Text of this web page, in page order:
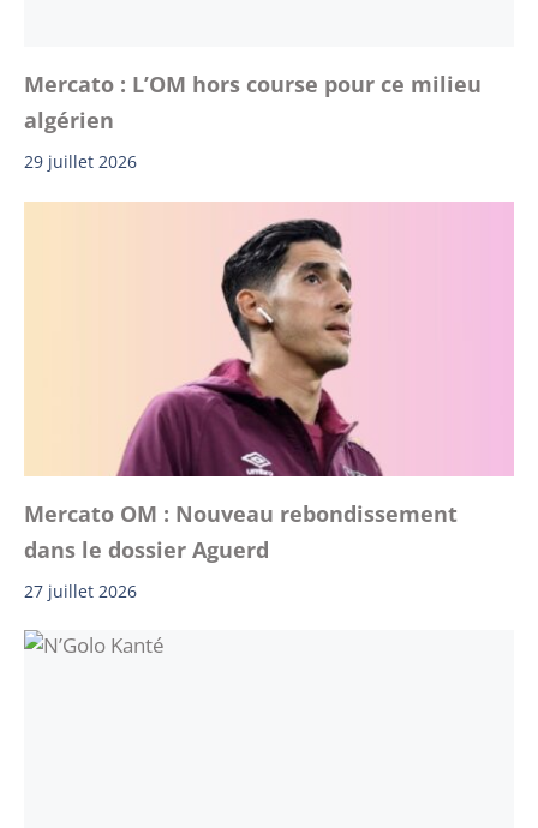
Mercato : L’OM hors course pour ce milieu
algérien
29 juillet 2026
Mercato OM : Nouveau rebondissement
dans le dossier Aguerd
27 juillet 2026